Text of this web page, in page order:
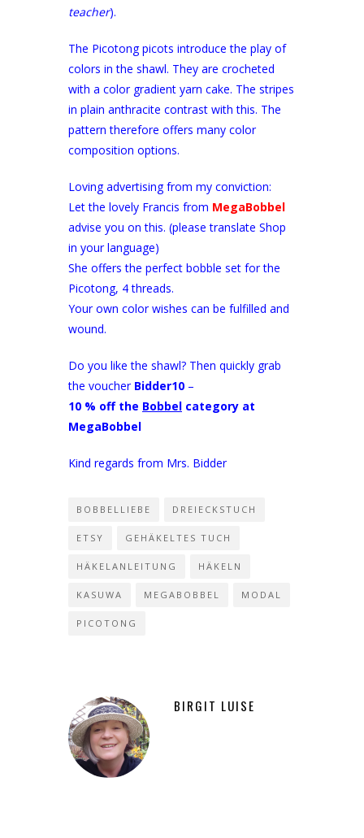
teacher).
The Picotong picots introduce the play of
colors in the shawl. They are crocheted
with a color gradient yarn cake. The stripes
in plain anthracite contrast with this. The
pattern therefore offers many color
composition options.
Loving advertising from my conviction:
Let the lovely Francis from MegaBobbel
advise you on this. (please translate Shop
in your language)
She offers the perfect bobble set for the
Picotong, 4 threads.
Your own color wishes can be fulfilled and
wound.
Do you like the shawl? Then quickly grab
the voucher Bidder10 –
10 % off the Bobbel category at
MegaBobbel
Kind regards from Mrs. Bidder
BOBBELLIEBE DREIECKSTUCH
ETSY GEHÄKELTES TUCH
HÄKELANLEITUNG HÄKELN
KASUWA MEGABOBBEL MODAL
PICOTONG
BIRGIT LUISE